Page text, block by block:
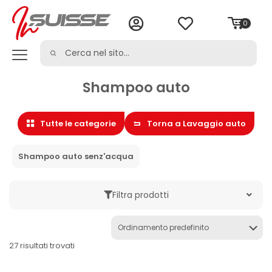
0
Shampoo auto
Tutte le categorie Torna a Lavaggio auto
Shampoo auto senz'acqua
Filtra prodotti
27 risultati trovati